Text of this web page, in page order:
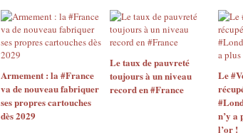
Armement : la #France
va de nouveau fabriquer
ses propres cartouches
dès 2029
Le taux de pauvreté
toujours à un niveau
record en #France
Le
n’y a
l’or !